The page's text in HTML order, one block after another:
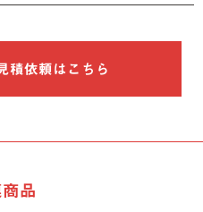
積依頼はこちら
商品